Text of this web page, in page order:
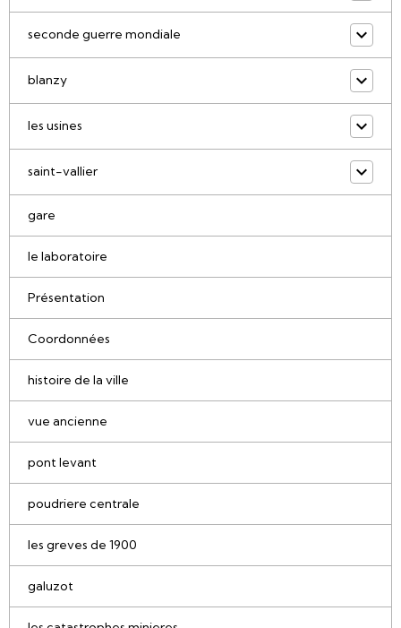
seconde guerre mondiale
blanzy
les usines
saint-vallier
gare
le laboratoire
Présentation
Coordonnées
histoire de la ville
vue ancienne
pont levant
poudriere centrale
les greves de 1900
galuzot